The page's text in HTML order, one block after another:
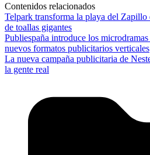
Contenidos relacionados
Telpark transforma la playa del
de toallas gigantes
Publiespaña introduce los
nuevos formatos publicitarios verticales
La nueva campaña publicitaria de
la gente real